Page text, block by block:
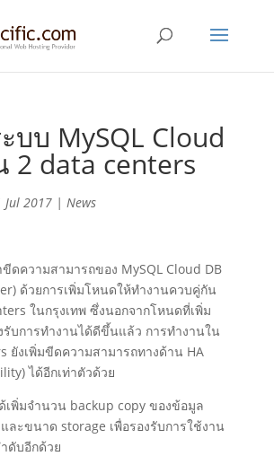
บบ MySQL Cloud
2 data centers
Jul 2017| News
ความสามารถของ MySQL Cloud DB
ด้วยการเพิ่มโหนดให้ทำงานควบคู่กัน
ในกรุงเทพ ซึ่งนอกจากโหนดที่เพิ่ม
บการทำงานได้ดีขึ้นแล้ว การทำงานใน
ยังเพิ่มขีดความสามารถทางด้าน HA
ได้อีกเท่าตัวด้วย
เพิ่มจำนวน backup copy ของข้อมูล
ละขนาด storage เพื่อรองรับการใช้งาน
ดับอีกด้วย